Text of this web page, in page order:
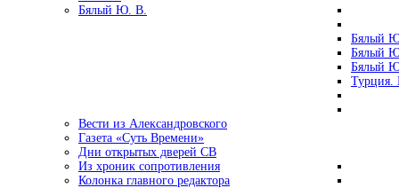
Бялый Ю. В.
Бялый
Бялый
Бялый
Турция.
Вести из Александровского
Газета «Суть Времени»
Дни открытых дверей СВ
Из хроник сопротивления
Колонка главного редактора